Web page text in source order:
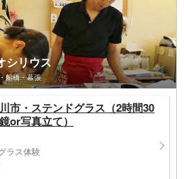
シリウス
船橋・幕張
市・ステンドグラス（2時間30
or写真立て）
ラス体験